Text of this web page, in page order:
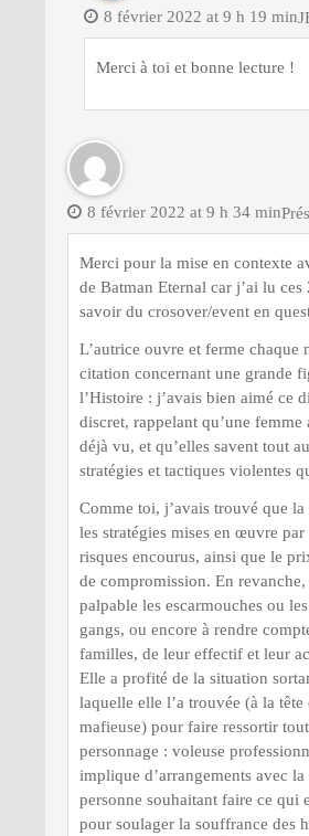
8 février 2022 at 9 h 19 min
Merci à toi et bonne lecture !
8 février 2022 at 9 h 34 min
Merci pour la mise en contexte
de Batman Eternal car j’ai lu ces
savoir du crosover/event en
L’autrice ouvre et ferme chaque
citation concernant une grande
l’Histoire : j’avais bien aimé ce
discret, rappelant qu’une femme
déjà vu, et qu’elles savent tout
stratégies et tactiques violentes
Comme toi, j’avais trouvé que
les stratégies mises en œuvre
risques encourus, ainsi que le
de compromission. En
palpable les escarmouches ou
gangs, ou encore à rendre
familles, de leur effectif et leur
Elle a profité de la situation
laquelle elle l’a trouvée (à la tête
mafieuse) pour faire ressortir
personnage : voleuse
implique d’arrangements avec
personne souhaitant faire ce qui
pour soulager la souffrance des